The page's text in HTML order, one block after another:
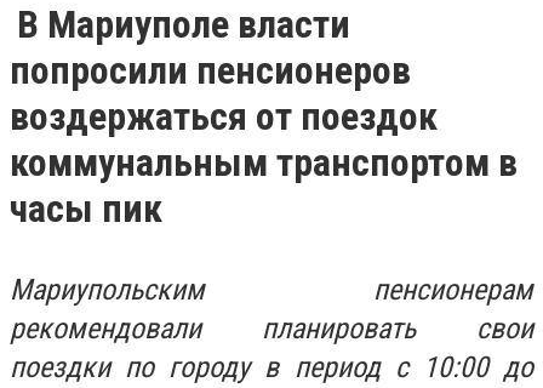
В Мариуполе власти
попросили пенсионеров
воздержаться от поездок
коммунальным транспортом в
часы пик
Мариупольским пенсионерам
рекомендовали планировать свои
поездки по городу в период с 10:00 до